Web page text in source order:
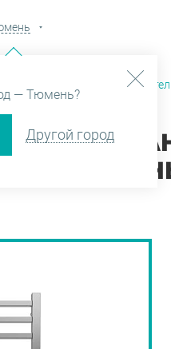
— Тюмень?
Другой город
ВАТИКАН